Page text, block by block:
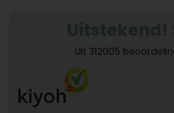
Uit 312005